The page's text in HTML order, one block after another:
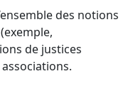
des notions
de justices